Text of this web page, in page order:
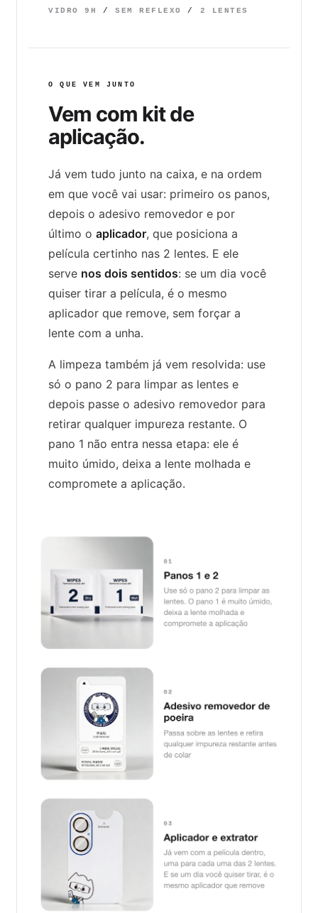
VIDRO 9H / SEM REFLEXO/ 2 LENTES
O QUE VEM JUNTO
Vem com kit de
aplicação.
Já vem tudo junto na caixa, e na ordem
em que você vai usar: primeiro os panos,
depois o adesivo removedor e por
último o aplicador, que posiciona a
película certinho nas 2 lentes. E ele
serve nos dois sentidos: se um dia você
quiser tirar a película, é o mesmo
aplicador que remove, sem forçar a
lente com a unha.
A limpeza também já vem resolvida: use
só o pano 2 para limpar as lentes e
depois passe o adesivo removedor para
retirar qualquer impureza restante. O
pano 1 não entra nessa etapa: ele é
muito úmido, deixa a lente molhada e
compromete a aplicação.